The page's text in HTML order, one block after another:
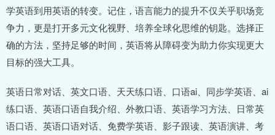
学英语到用英语的转变。记住，语言能力的提升不仅关乎职场竞
争力，更是打开多元文化视野、培养全球化思维的钥匙。选择正
确的方法，坚持足够的时间，英语将从障碍变为助力你实现更大
目标的强大工具。
英语日常对话、英文口语、天天练口语、口语ai、同步学英语、ai
练口语、英语口语自我介绍、外教口语、英语学习方法、日常英
语口语、英语口语对话、免费学英语、影子跟读、英语演讲、考